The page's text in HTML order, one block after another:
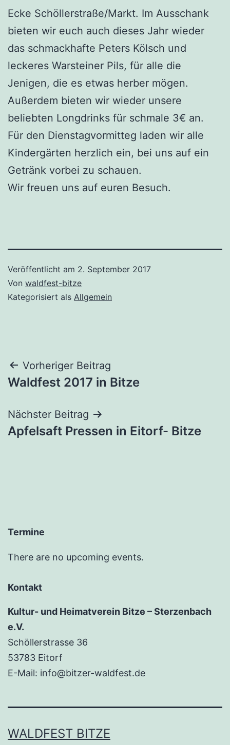
Ecke Schöllerstraße/Markt. Im Ausschank
bieten wir euch auch dieses Jahr wieder
das schmackhafte Peters Kölsch und
leckeres Warsteiner Pils, für alle die
Jenigen, die es etwas herber mögen.
Außerdem bieten wir wieder unsere
beliebten Longdrinks für schmale 3€ an.
Für den Dienstagvormitteg laden wir alle
Kindergärten herzlich ein, bei uns auf ein
Getränk vorbei zu schauen.
Wir freuen uns auf euren Besuch.
Veröffentlicht am 2. September 2017
Von waldfest-bitze
Kategorisiert als Allgemein
Beitragsnavigation
Vorheriger Beitrag
Waldfest 2017 in Bitze
Nächster Beitrag
Apfelsaft Pressen in Eitorf- Bitze
Termine
There are no upcoming events.
Kontakt
Kultur- und Heimatverein Bitze – Sterzenbach
e.V.
Schöllerstrasse 36
53783 Eitorf
E-Mail: info@bitzer-waldfest.de
WALDFEST BITZE